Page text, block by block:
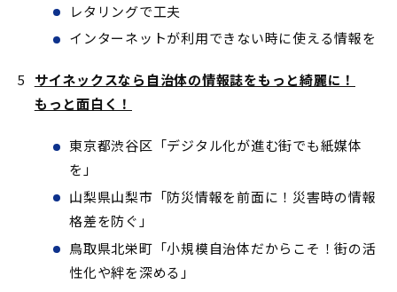
レタリングで工夫
インターネットが利用できない時に使える情報を
サイネックスなら自治体の情報誌をもっと綺麗に！
もっと面白く！
東京都渋谷区「デジタル化が進む街でも紙媒体
を」
山梨県山梨市「防災情報を前面に！災害時の情報
格差を防ぐ」
鳥取県北栄町「小規模自治体だからこそ！街の活
性化や絆を深める」